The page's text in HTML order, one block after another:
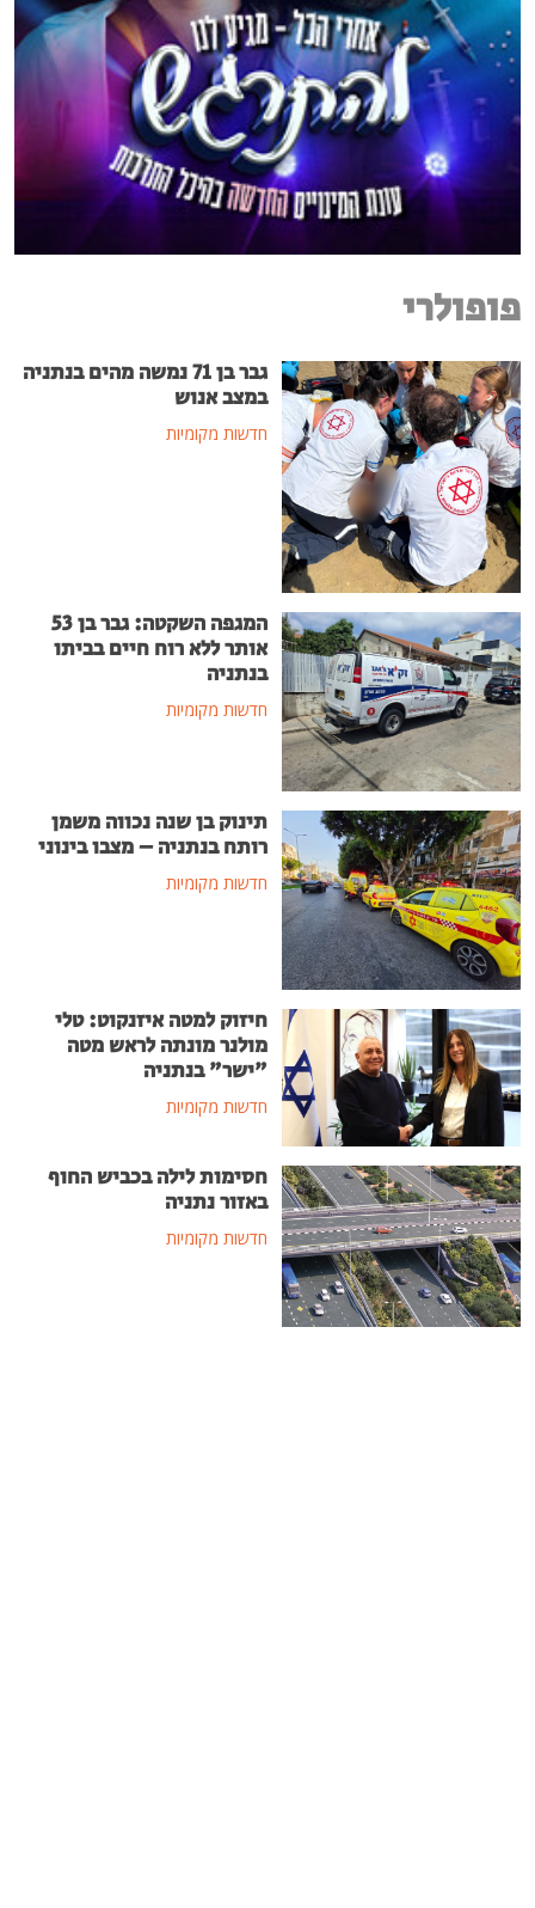
פופולרי
גבר בן 71 נמשה מהים בנתניה
במצב אנוש
חדשות מקומיות
המגפה השקטה: גבר בן 53
אותר ללא רוח חיים בביתו
בנתניה
חדשות מקומיות
תינוק בן שנה נכווה משמן
רותח בנתניה – מצבו בינוני
חדשות מקומיות
חיזוק למטה איזנקוט: טלי
מולנר מונתה לראש מטה
"ישר" בנתניה
חדשות מקומיות
חסימות לילה בכביש החוף
באזור נתניה
חדשות מקומיות